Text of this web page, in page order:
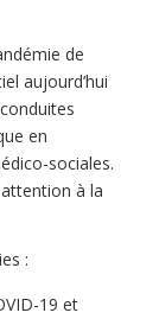
de
aujourd’hui
en
sociales.
à la
:
19 et